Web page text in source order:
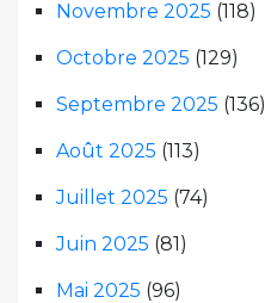
Novembre 2025 (118)
Octobre 2025 (129)
Septembre 2025 (136)
Août 2025 (113)
Juillet 2025 (74)
Juin 2025 (81)
Mai 2025 (96)